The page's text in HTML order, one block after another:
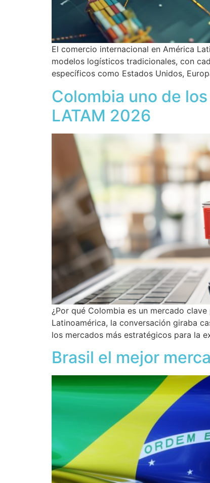
El comercio internacional en América
modelos logísticos tradicionales, con
específicos como Estados Unidos,
Colombia uno de
LATAM 2026
¿Por qué Colombia es un mercado
Latinoamérica, la conversación giraba
los mercados más estratégicos para la
Brasil el mejor